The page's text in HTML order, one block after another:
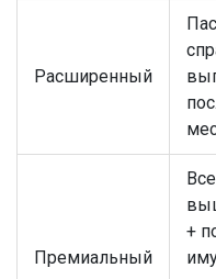
Расширенный
Премиальный
Все
+